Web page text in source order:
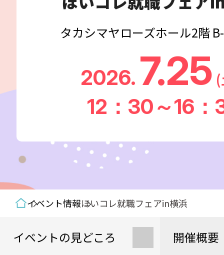
タカシマヤローズホール2階
2026. 7.25
12：30～16：
イベント情報ほいコレ就職フェアin横浜
イベントの見どころ 開催概要